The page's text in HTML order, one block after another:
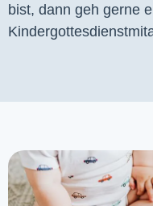
bist, dann geh gerne